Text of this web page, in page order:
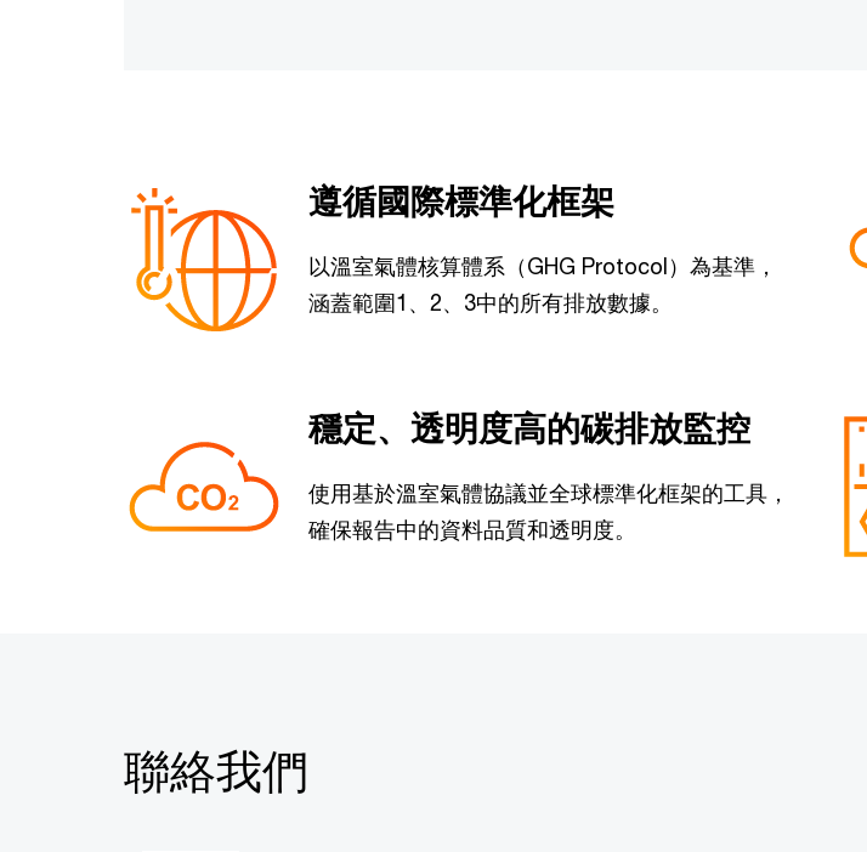
遵循國際標準化框架
以溫室氣體核算體系（GHG Protocol）為基準，
涵蓋範圍1、2、3中的所有排放數據。
穩定、透明度高的碳排放監控
使用基於溫室氣體協議並全球標準化框架的工具，
確保報告中的資料品質和透明度。
聯絡我們